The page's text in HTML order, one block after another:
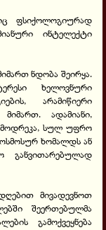
ფსიქოლოგიურად
ინტელექტი
ნდობა შეირყა.
ხელოვნური
არამიწიერი
ადამიანი,
მოდრეკა, სულ უფრო
ხომალდს ან
განვითარებულად
მივადევნოთ
შეერთებულმა
გამოქვეყნება